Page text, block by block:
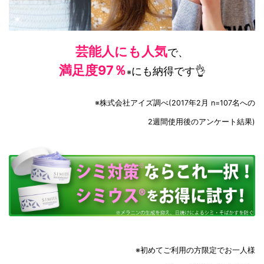
芸能人にも人気で、
満足度97％※にも納得です👌
※株式会社アイズ調べ(2017年2月 n=107名への
2週間使用後のアンケート結果)
※初めてご利用の方限定でお一人様